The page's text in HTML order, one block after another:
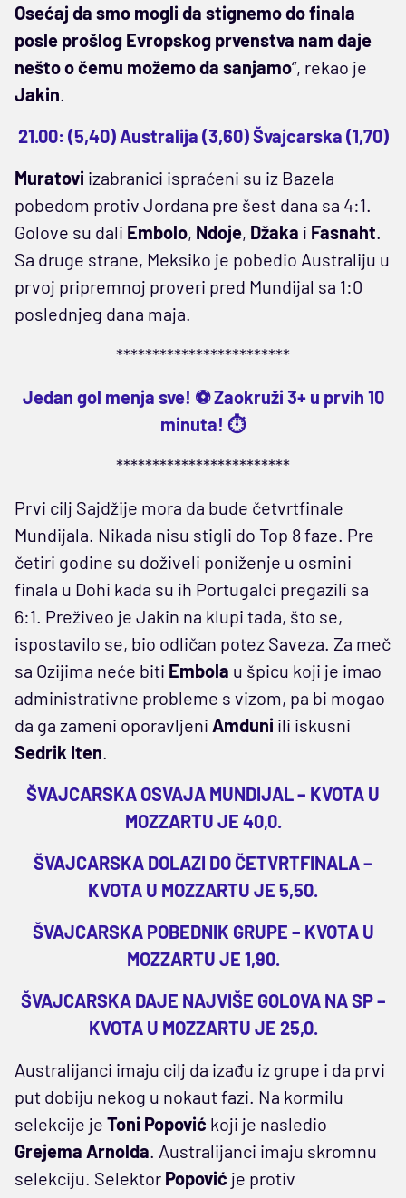
Osećaj da smo mogli da stignemo do finala
posle prošlog Evropskog prvenstva nam daje
nešto o čemu možemo da sanjamo“, rekao je
Jakin.
21.00: (5,40) Australija (3,60) Švajcarska (1,70)
Muratovi izabranici ispraćeni su iz Bazela
pobedom protiv Jordana pre šest dana sa 4:1.
Golove su dali Embolo, Ndoje, Džaka i Fasnaht.
Sa druge strane, Meksiko je pobedio Australiju u
prvoj pripremnoj proveri pred Mundijal sa 1:0
poslednjeg dana maja.
************************
Jedan gol menja sve! ⚽ Zaokruži 3+ u prvih 10
minuta! ⏱️
************************
Prvi cilj Sajdžije mora da bude četvrtfinale
Mundijala. Nikada nisu stigli do Top 8 faze. Pre
četiri godine su doživeli poniženje u osmini
finala u Dohi kada su ih Portugalci pregazili sa
6:1. Preživeo je Jakin na klupi tada, što se,
ispostavilo se, bio odličan potez Saveza. Za meč
sa Ozijima neće biti Embola u špicu koji je imao
administrativne probleme s vizom, pa bi mogao
da ga zameni oporavljeni Amduni ili iskusni
Sedrik Iten.
ŠVAJCARSKA OSVAJA MUNDIJAL – KVOTA U
MOZZARTU JE 40,0.
ŠVAJCARSKA DOLAZI DO ČETVRTFINALA –
KVOTA U MOZZARTU JE 5,50.
ŠVAJCARSKA POBEDNIK GRUPE – KVOTA U
MOZZARTU JE 1,90.
ŠVAJCARSKA DAJE NAJVIŠE GOLOVA NA SP –
KVOTA U MOZZARTU JE 25,0.
Australijanci imaju cilj da izađu iz grupe i da prvi
put dobiju nekog u nokaut fazi. Na kormilu
selekcije je Toni Popović koji je nasledio
Grejema Arnolda. Australijanci imaju skromnu
selekciju. Selektor Popović je protiv